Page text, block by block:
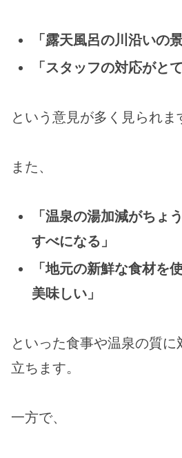
「露天風呂の川沿いの
「スタッフの対応がと
という意見が多く見られま
また、
「温泉の湯加減がちょ
すべになる」
「地元の新鮮な食材を
美味しい」
といった食事や温泉の質に
立ちます。
一方で、